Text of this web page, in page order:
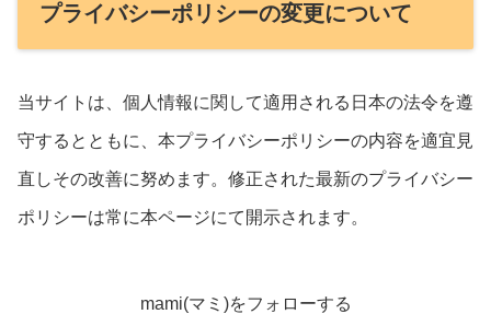
プライバシーポリシーの変更について
当サイトは、個人情報に関して適用される日本の法令を遵
守するとともに、本プライバシーポリシーの内容を適宜見
直しその改善に努めます。修正された最新のプライバシー
ポリシーは常に本ページにて開示されます。
mami(マミ)をフォローする